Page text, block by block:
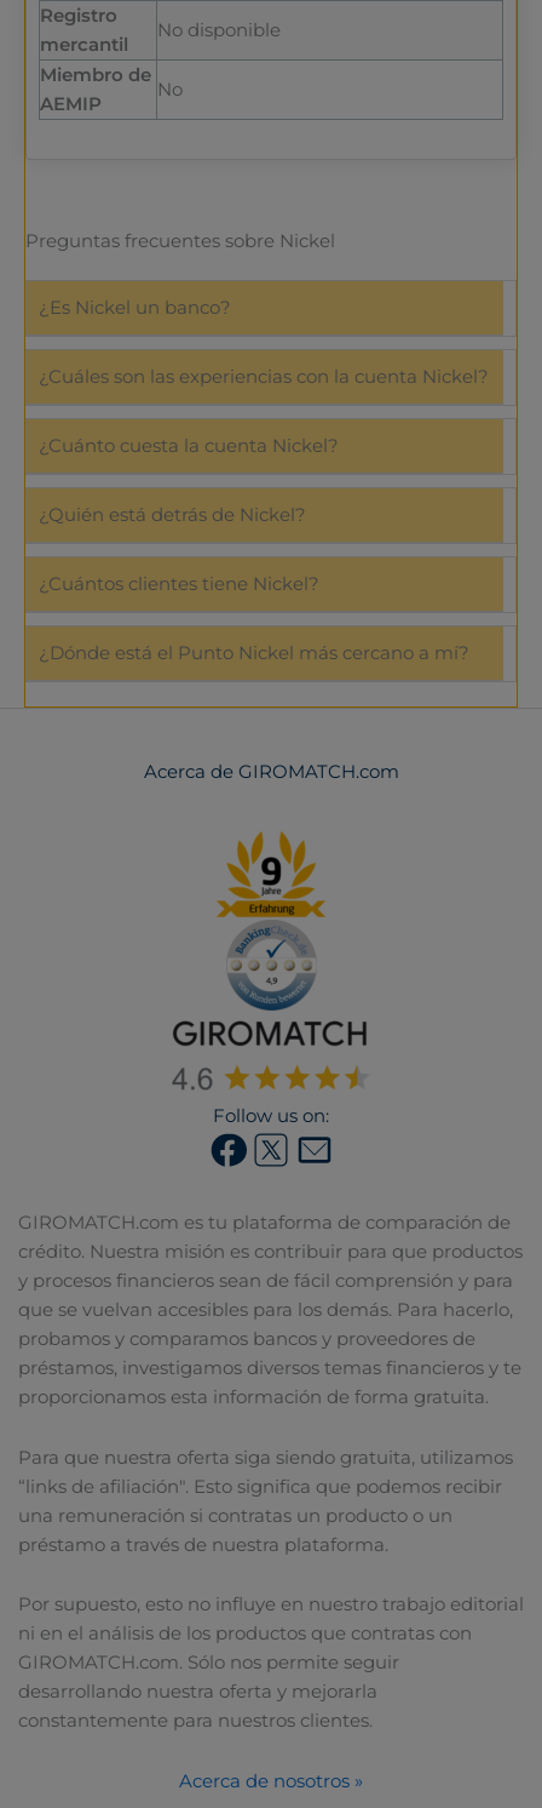
Registro
mercantil
No disponible
Miembro de
AEMIP
No
Preguntas frecuentes sobre Nickel
¿Es Nickel un banco?
¿Cuáles son las experiencias con la cuenta Nickel?
¿Cuánto cuesta la cuenta Nickel?
¿Quién está detrás de Nickel?
¿Cuántos clientes tiene Nickel?
¿Dónde está el Punto Nickel más cercano a mí?
Acerca de GIROMATCH.com
Follow us on:
GIROMATCH.com es tu plataforma de comparación de
crédito. Nuestra misión es contribuir para que productos
y procesos financieros sean de fácil comprensión y para
que se vuelvan accesibles para los demás. Para hacerlo,
probamos y comparamos bancos y proveedores de
préstamos, investigamos diversos temas financieros y te
proporcionamos esta información de forma gratuita.
Para que nuestra oferta siga siendo gratuita, utilizamos
“links de afiliación". Esto significa que podemos recibir
una remuneración si contratas un producto o un
préstamo a través de nuestra plataforma.
Por supuesto, esto no influye en nuestro trabajo editorial
ni en el análisis de los productos que contratas con
GIROMATCH.com. Sólo nos permite seguir
desarrollando nuestra oferta y mejorarla
constantemente para nuestros clientes.
Acerca de nosotros »